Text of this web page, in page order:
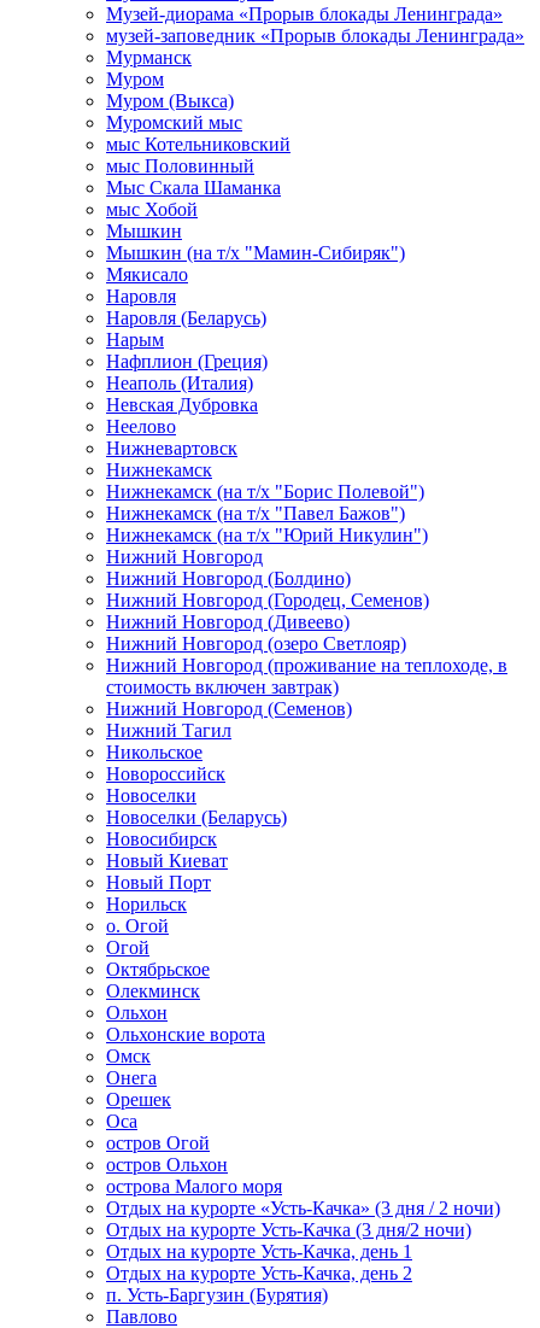
Музей-диорама «Прорыв блокады Ленинграда»
музей-заповедник «Прорыв блокады Ленинграда»
Мурманск
Муром
Муром (Выкса)
Муромский мыс
мыс Котельниковский
мыс Половинный
Мыс Скала Шаманка
мыс Хобой
Мышкин
Мышкин (на т/х "Мамин-Сибиряк")
Мякисало
Наровля
Наровля (Беларусь)
Нарым
Нафплион (Греция)
Неаполь (Италия)
Невская Дубровка
Неелово
Нижневартовск
Нижнекамск
Нижнекамск (на т/х "Борис Полевой")
Нижнекамск (на т/х "Павел Бажов")
Нижнекамск (на т/х "Юрий Никулин")
Нижний Новгород
Нижний Новгород (Болдино)
Нижний Новгород (Городец, Семенов)
Нижний Новгород (Дивеево)
Нижний Новгород (озеро Светлояр)
Нижний Новгород (проживание на теплоходе, в
стоимость включен завтрак)
Нижний Новгород (Семенов)
Нижний Тагил
Никольское
Новороссийск
Новоселки
Новоселки (Беларусь)
Новосибирск
Новый Киеват
Новый Порт
Норильск
о. Огой
Огой
Октябрьское
Олекминск
Ольхон
Ольхонские ворота
Омск
Онега
Орешек
Оса
остров Огой
остров Ольхон
острова Малого моря
Отдых на курорте «Усть-Качка» (3 дня / 2 ночи)
Отдых на курорте Усть-Качка (3 дня/2 ночи)
Отдых на курорте Усть-Качка, день 1
Отдых на курорте Усть-Качка, день 2
п. Усть-Баргузин (Бурятия)
Павлово